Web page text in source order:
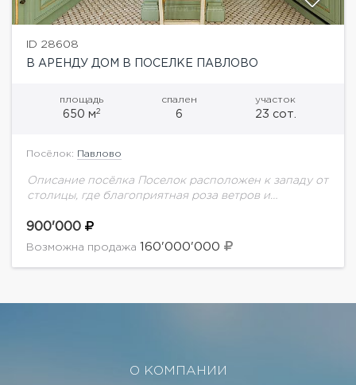
ID 28608
В АРЕНДУ ДОМ В ПОСЕЛКЕ ПАВЛОВО
площадь
650 м2
спален
6
участок
23 сот.
Посёлок: Павлово
Описание посёлка Поселок расположен к западу от
столицы, где благоприятная роза ветров и
поселком находятся естественное озеро и
лесопарковая зона. С возвышенности,...
900'000
Возможна продажа 160'000'000
О КОМПАНИИ